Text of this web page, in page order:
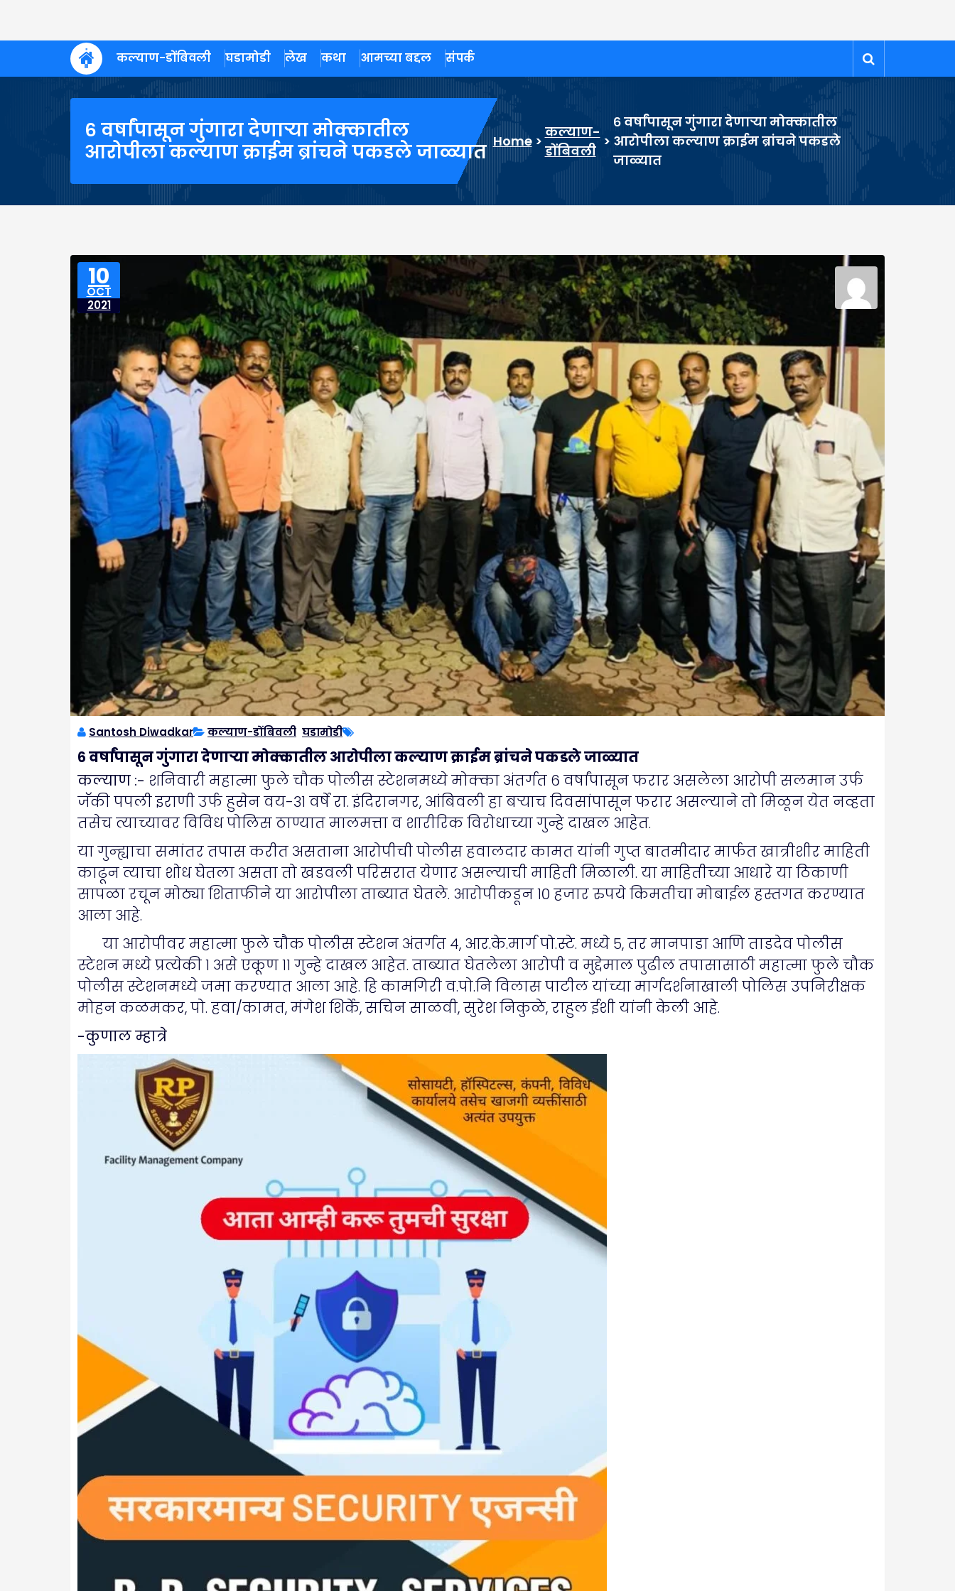
कल्याण-डोंबिवली घडामोडी लेख कथा आमच्या बद्दल संपर्क
६ वर्षांपासून गुंगारा देणाऱ्या मोक्कातील
आरोपीला कल्याण क्राईम ब्रांचने पकडले जाळ्यात Home>
कल्याण-
डोंबिवली
>
६ वर्षांपासून गुंगारा देणाऱ्या मोक्कातील
आरोपीला कल्याण क्राईम ब्रांचने पकडले
जाळ्यात
10
OCT
2021
Santosh Diwadkar कल्याण-डोंबिवली घडामोडी
६ वर्षांपासून गुंगारा देणाऱ्या मोक्कातील आरोपीला कल्याण क्राईम ब्रांचने पकडले जाळ्यात
कल्याण :- शनिवारी महात्मा फुले चौक पोलीस स्टेशनमध्ये मोक्का अंतर्गत ६ वर्षांपासून फरार असलेला आरोपी सलमान उर्फ
जॅकी पपली इराणी उर्फ हुसेन वय-३१ वर्षे रा. इंदिरानगर, आंबिवली हा बर्‍याच दिवसांपासून फरार असल्याने तो मिळून येत नव्हता
तसेच त्याच्यावर विविध पोलिस ठाण्यात मालमत्ता व शारीरिक विरोधाच्या गुन्हे दाखल आहेत.
या गुन्ह्याचा समांतर तपास करीत असताना आरोपीची पोलीस हवालदार कामत यांनी गुप्त बातमीदार मार्फत खात्रीशीर माहिती
काढून त्याचा शोध घेतला असता तो खडवली परिसरात येणार असल्याची माहिती मिळाली. या माहितीच्या आधारे या ठिकाणी
सापळा रचून मोठ्या शिताफीने या आरोपीला ताब्यात घेतले. आरोपीकडून १० हजार रुपये किमतीचा मोबाईल हस्तगत करण्यात
आला आहे.
या आरोपीवर महात्मा फुले चौक पोलीस स्टेशन अंतर्गत ४, आर.के.मार्ग पो.स्टे. मध्ये ५, तर मानपाडा आणि ताडदेव पोलीस
स्टेशन मध्ये प्रत्येकी १ असे एकूण ११ गुन्हे दाखल आहेत. ताब्यात घेतलेला आरोपी व मुद्देमाल पुढील तपासासाठी महात्मा फुले चौक
पोलीस स्टेशनमध्ये जमा करण्यात आला आहे. हि कामगिरी व.पो.नि विलास पाटील यांच्या मार्गदर्शनाखाली पोलिस उपनिरीक्षक
मोहन कळमकर, पो. हवा/कामत, मंगेश शिर्के, सचिन साळवी, सुरेश निकुळे, राहुल ईशी यांनी केली आहे.
-कुणाल म्हात्रे